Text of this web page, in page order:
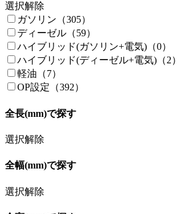
選択解除
ガソリン（305）
ディーゼル（59）
ハイブリッド(ガソリン+電気)（0）
ハイブリッド(ディーゼル+電気)（2）
軽油（7）
OP設定（392）
全長(mm)で探す
選択解除
全幅(mm)で探す
選択解除